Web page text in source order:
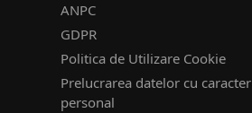
ANPC
GDPR
Politica de Utilizare Cookie
Prelucrarea datelor cu caracter
personal